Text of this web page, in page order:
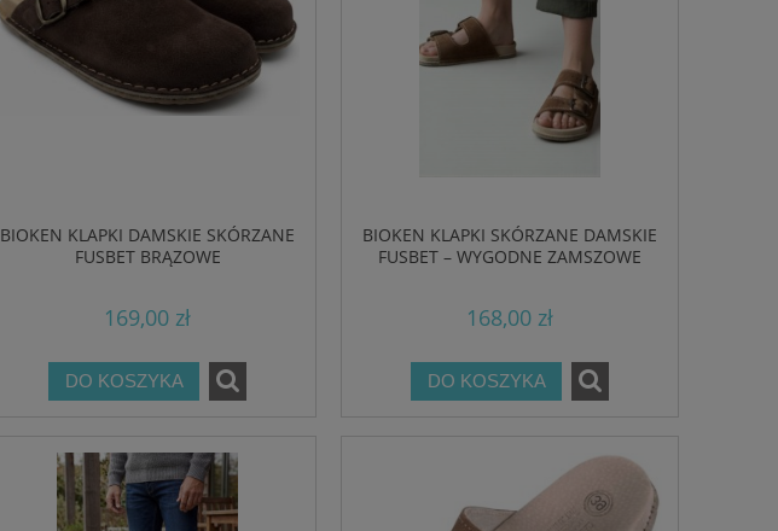
BIOKEN KLAPKI DAMSKIE SKÓRZANE
FUSBET BRĄZOWE
169,00 zł
DO KOSZYKA
BIOKEN KLAPKI SKÓRZANE DAMSKIE
FUSBET – WYGODNE ZAMSZOWE
168,00 zł
DO KOSZYKA